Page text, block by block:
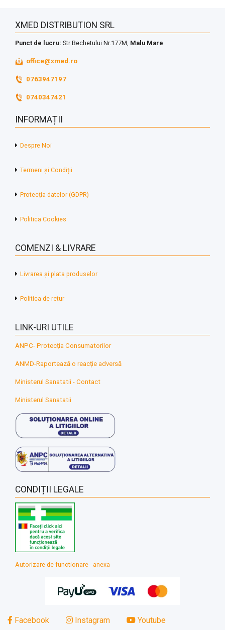
XMED DISTRIBUTION SRL
Punct de lucru: Str Bechetului Nr.177M, Malu Mare
office@xmed.ro
0763947197
0740347421
INFORMAȚII
Despre Noi
Termeni și Condiții
Protecția datelor (GDPR)
Politica Cookies
COMENZI & LIVRARE
Livrarea și plata produselor
Politica de retur
LINK-URI UTILE
ANPC- Protecția Consumatorilor
ANMD-Raportează o reacție adversă
Ministerul Sanatatii - Contact
Ministerul Sanatatii
CONDIȚII LEGALE
Autorizare de functionare - anexa
Facebook Instagram Youtube